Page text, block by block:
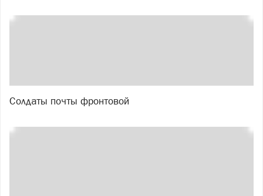
Солдаты почты фронтовой